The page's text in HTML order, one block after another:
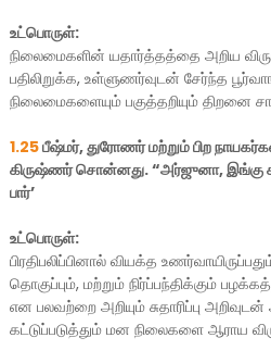
உட்பொருள்:
நிலைமைகளின் யதார்த்தத்தை அறிய
பதிலிறுக்க, உள்ளுணர்வுடன் சேர்ந்த
நிலைமைகளையும் பகுத்தறியும் திறனை
1.25பீஷ்மர், துரோணர் மற்றும் பிற
கிருஷ்ணர் சொன்னது. “அர்ஜுனா, இங்கு
பார்’
உட்பொருள்:
பிரதிபலிப்பினால் வியக்த
தொகுப்பும், மற்றும் நிர்ப்பந்திக்கும்
என பலவற்றை அறியும் சுதாரிப்பு
கட்டுப்படுத்தும் மன நிலைகளை ஆராய